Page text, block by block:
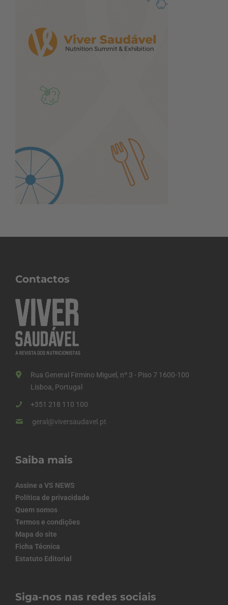
Contactos
Rua General Firmino Miguel, nº 3 - Piso 7 1600-100
Lisboa, Portugal
+351 218 110 100
geral@viversaudavel.pt
Saiba mais
Assine a VS NEWS
Política de privacidade
Quem somos
Termos e condições
Mapa do site
Ficha Técnica
Estatuto Editorial
Siga-nos nas redes sociais